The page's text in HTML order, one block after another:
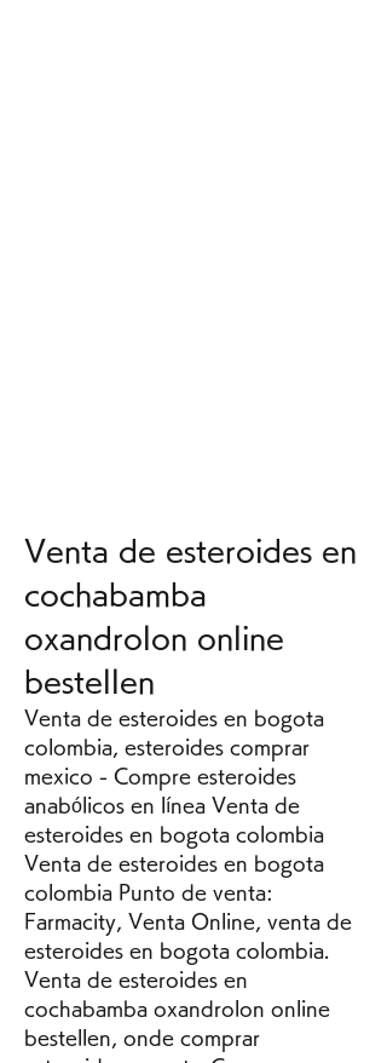
Venta de esteroides en
cochabamba
oxandrolon online
bestellen
Venta de esteroides en bogota
colombia, esteroides comprar
mexico - Compre esteroides
anabólicos en línea Venta de
esteroides en bogota colombia
Venta de esteroides en bogota
colombia Punto de venta:
Farmacity, Venta Online, venta de
esteroides en bogota colombia.
Venta de esteroides en
cochabamba oxandrolon online
bestellen, onde comprar